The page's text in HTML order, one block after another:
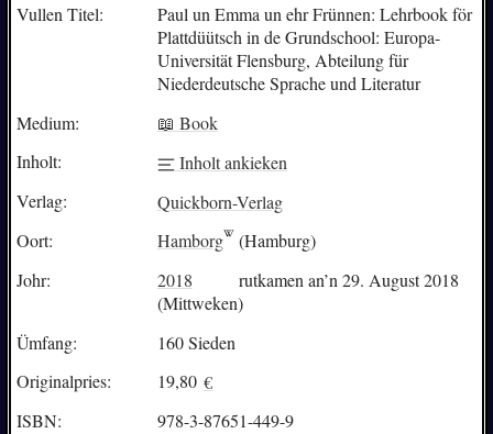
Vullen Titel:
Paul un Emma un ehr Frünnen: Lehrbook för
Plattdüütsch in de Grundschool: Europa-
Universität Flensburg, Abteilung für
Niederdeutsche Sprache und Literatur
Medium:
📖 Book
Inholt:
Inholt ankieken
Verlag:
Quickborn-Verlag
Oort:
Hamborg
(Hamburg)
Johr:
2018
rutkamen an’n 29. August 2018
(Mittweken)
Ümfang:
160 Sieden
Originalpries:
19,80 €
ISBN:
978-3-87651-449-9